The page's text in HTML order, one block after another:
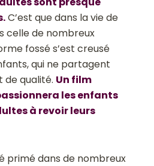
C’est que dans la vie de
celle de nombreux
fossé s’est creusé
qui ne partagent
de qualité. Un film
les enfants
à revoir leurs
primé dans de nombreux